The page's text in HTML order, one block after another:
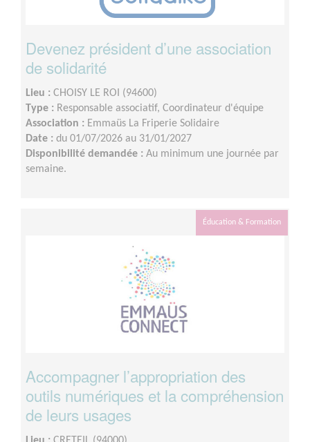
Devenez président d’une association
de solidarité
Lieu : CHOISY LE ROI (94600)
Type : Responsable associatif, Coordinateur d'équipe
Association : Emmaüs La Friperie Solidaire
Date : du 01/07/2026 au 31/01/2027
Disponibilité demandée : Au minimum une journée par
semaine.
Éducation & Formation
Accompagner l’appropriation des
outils numériques et la compréhension
de leurs usages